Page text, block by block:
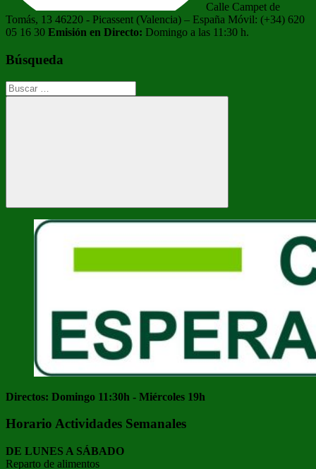
Calle Campet de
Tomás, 13 46220 - Picassent (Valencia) – España Móvil: (+34) 620
05 16 30 Emisión en Directo: Domingo a las 11:30 h.
Búsqueda
Buscar:
Buscar
Directos: Domingo 11:30h - Miércoles 19h
Horario Actividades Semanales
DE LUNES A SÁBADO
Reparto de alimentos